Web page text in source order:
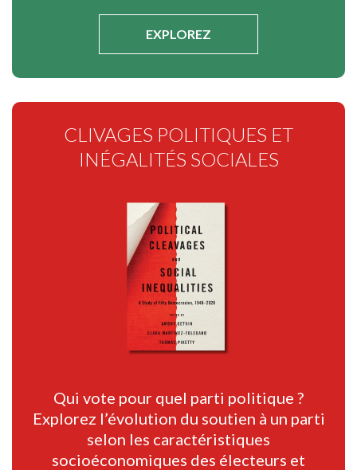
EXPLOREZ
CLIVAGES POLITIQUES ET
INÉGALITÉS SOCIALES
Qui vote pour quel parti politique ?
Explorez l’évolution du soutien à un parti
selon les caractéristiques
socioéconomiques des électeurs et